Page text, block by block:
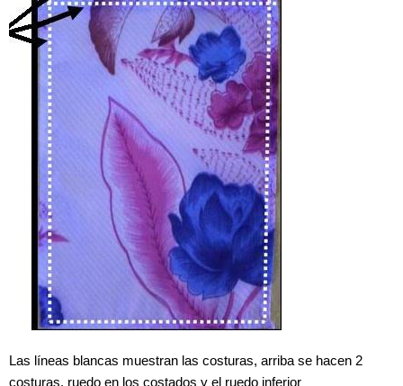
Las líneas blancas muestran las costuras, arriba se hacen 2
costuras, ruedo en los costados y el ruedo inferior